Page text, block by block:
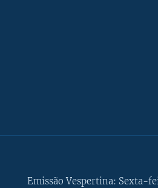
Emissão Vespertina: Sexta-